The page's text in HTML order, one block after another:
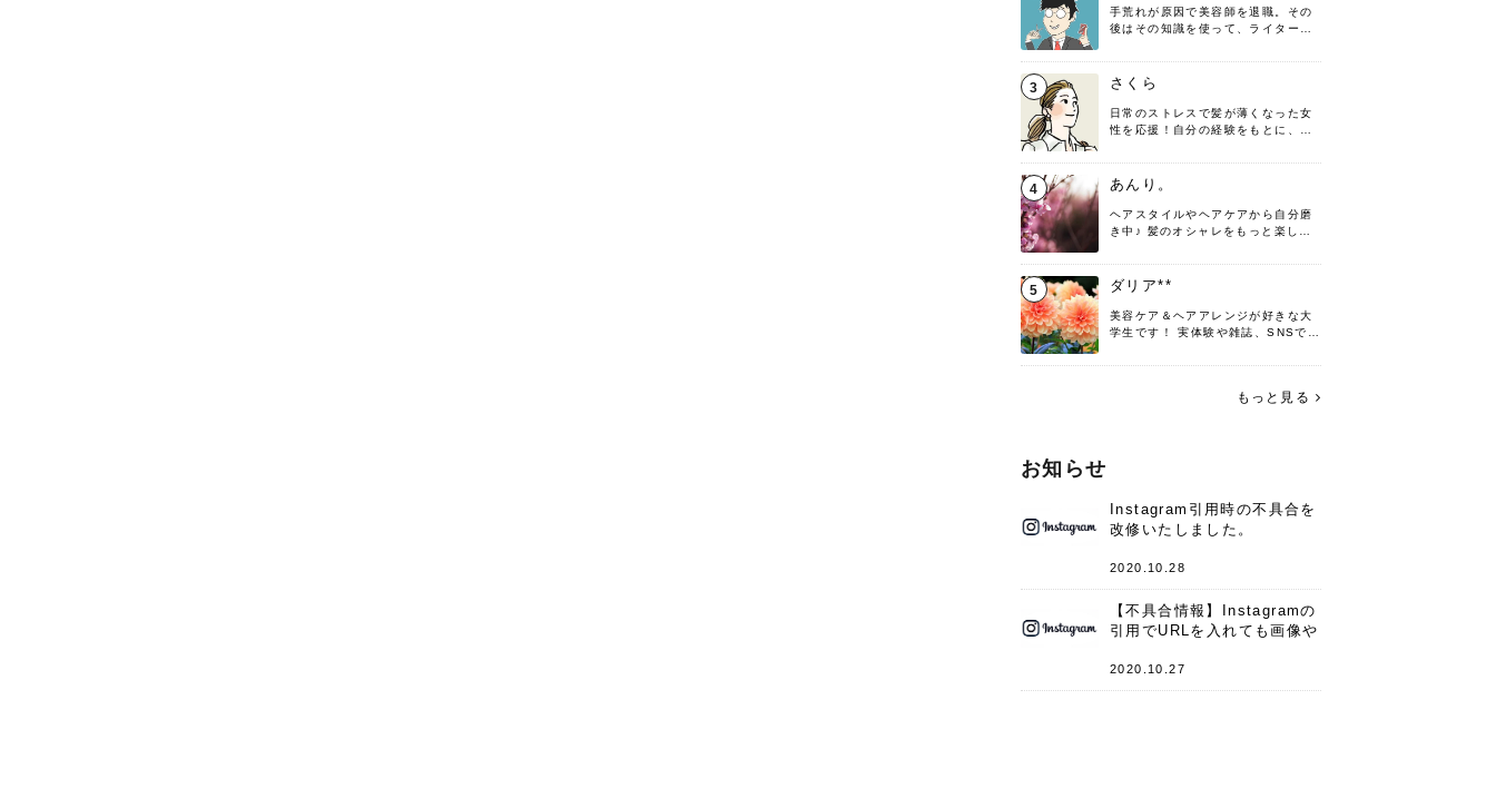
手荒れが原因で美容師を退職。その
後はその知識を使って、ライターと
髪の知識をわかりやすく紹介しま
す！
3 さくら
日常のストレスで髪が薄くなった女
性を応援！自分の経験をもとに、執
4 あんり。
ヘアスタイルやヘアケアから自分磨
き中♪ 髪のオシャレをもっと楽しめ
♡ 役立つ情報をお届けできるように
頑張ります！よろしくお願いしま
5 ダリア**
美容ケア＆ヘアアレンジが好きな大
学生です！ 実体験や雑誌、SNSで知
す。 これからよろしくお願いします
もっと見る
お知らせ
Instagram引用時の不具合を
改修いたしました。
2020.10.28
【不具合情報】Instagramの
引用でURLを入れても画像や
件
2020.10.27